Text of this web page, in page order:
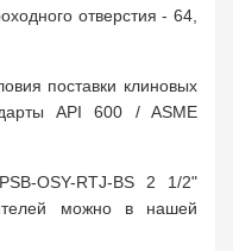
отверстия - 64,
поставки клиновых
API 600 / ASME
OSY-RTJ-BS 2 1/2"
можно в нашей